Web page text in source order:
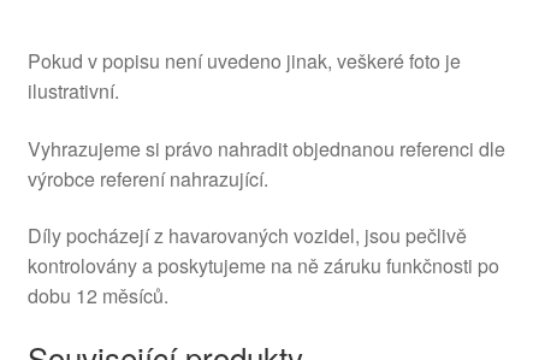
Pokud v popisu není uvedeno jinak, veškeré foto je
ilustrativní.
Vyhrazujeme si právo nahradit objednanou referenci dle
výrobce referení nahrazující.
Díly pocházejí z havarovaných vozidel, jsou pečlivě
kontrolovány a poskytujeme na ně záruku funkčnosti po
dobu 12 měsíců.